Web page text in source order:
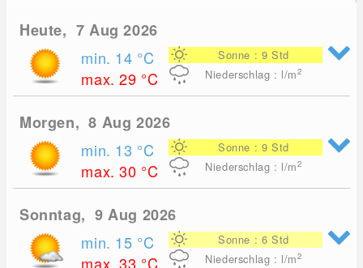
Heute, 7 Aug 2026
min. 14 °C
max. 29 °C
Sonne : 9 Std
Niederschlag : l/m2
Morgen, 8 Aug 2026
min. 13 °C
max. 30 °C
Sonne : 9 Std
Niederschlag : l/m2
Sonntag, 9 Aug 2026
min. 15 °C
max. 33 °C
Sonne : 6 Std
Niederschlag : l/m2